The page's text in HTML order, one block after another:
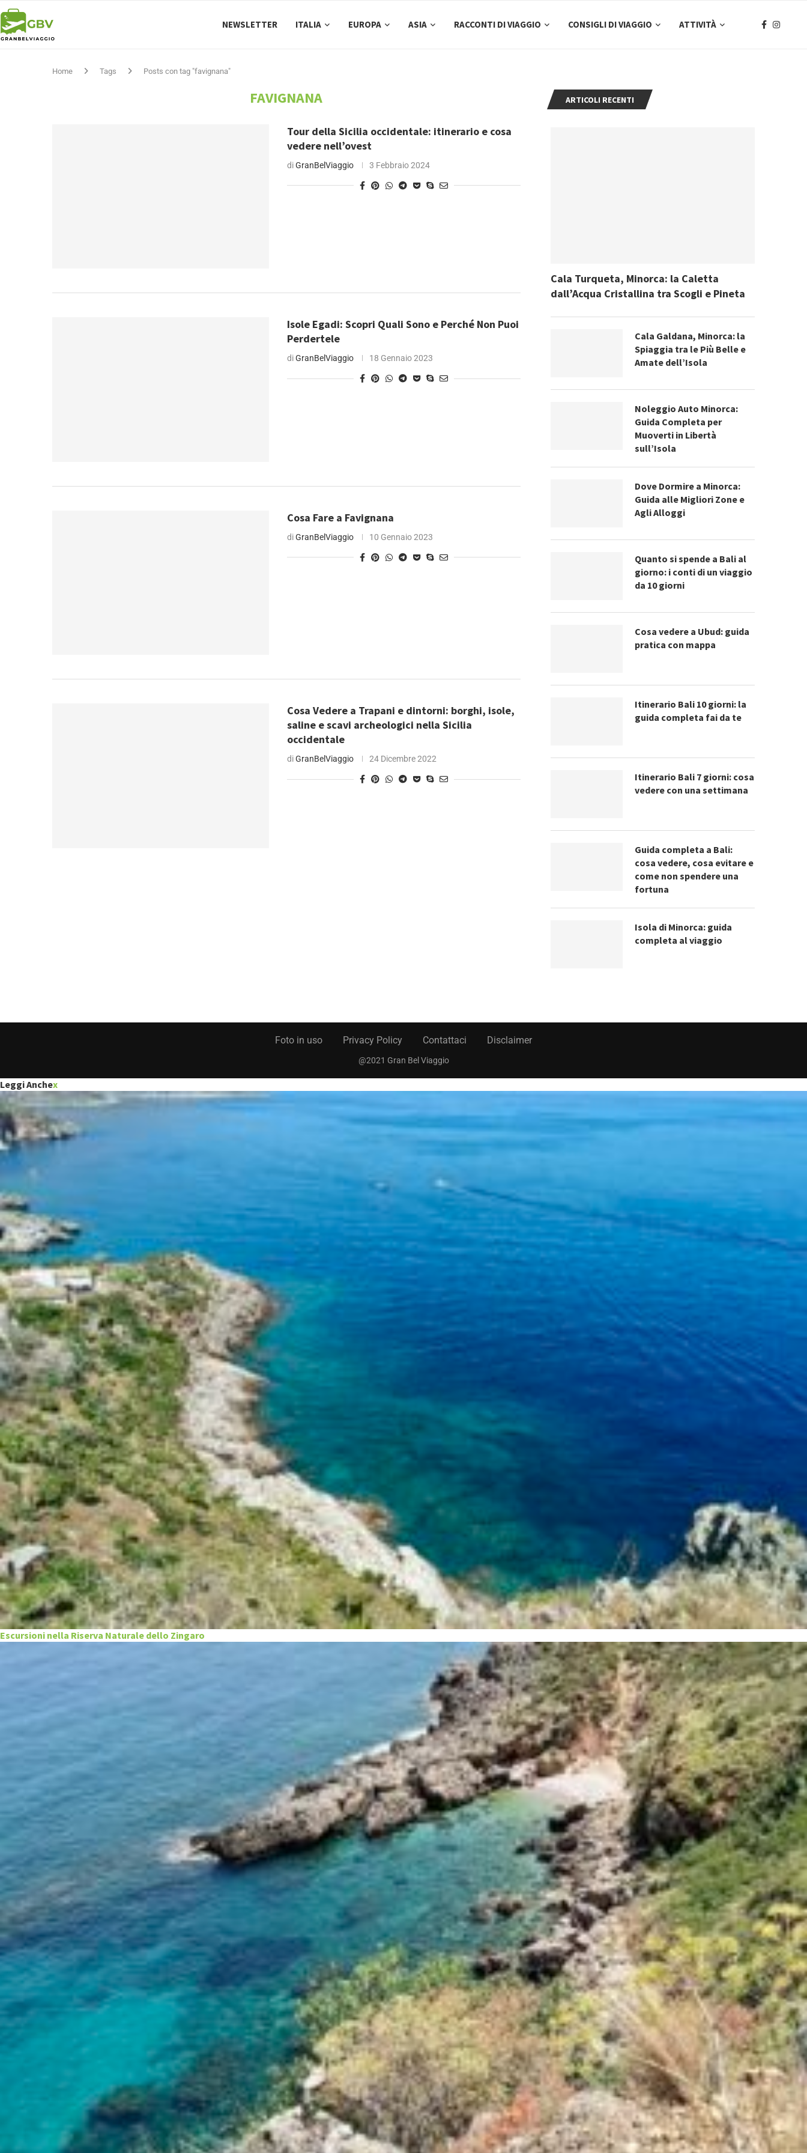
NEWSLETTER ITALIA EUROPA ASIA RACCONTI DI VIAGGIO CONSIGLI DI VIAGGIO ATTIVITÀ
Home Tags Posts con tag "favignana"
FAVIGNANA
Tour della Sicilia occidentale: itinerario e cosa
vedere nell’ovest
diGranBelViaggio 3 Febbraio 2024
Isole Egadi: Scopri Quali Sono e Perché Non Puoi
Perdertele
diGranBelViaggio 18 Gennaio 2023
Cosa Fare a Favignana
diGranBelViaggio 10 Gennaio 2023
Cosa Vedere a Trapani e dintorni: borghi, isole,
saline e scavi archeologici nella Sicilia
occidentale
diGranBelViaggio 24 Dicembre 2022
ARTICOLI RECENTI
Cala Turqueta, Minorca: la Caletta
dall’Acqua Cristallina tra Scogli e Pineta
Cala Galdana, Minorca: la
Spiaggia tra le Più Belle e
Amate dell’Isola
Noleggio Auto Minorca:
Guida Completa per
Muoverti in Libertà
sull’Isola
Dove Dormire a Minorca:
Guida alle Migliori Zone e
Agli Alloggi
Quanto si spende a Bali al
giorno: i conti di un viaggio
da 10 giorni
Cosa vedere a Ubud: guida
pratica con mappa
Itinerario Bali 10 giorni: la
guida completa fai da te
Itinerario Bali 7 giorni: cosa
vedere con una settimana
Guida completa a Bali:
cosa vedere, cosa evitare e
come non spendere una
fortuna
Isola di Minorca: guida
completa al viaggio
Foto in uso Privacy Policy Contattaci Disclaimer
@2021 Gran Bel Viaggio
Leggi Anchex
Escursioni nella Riserva Naturale dello Zingaro